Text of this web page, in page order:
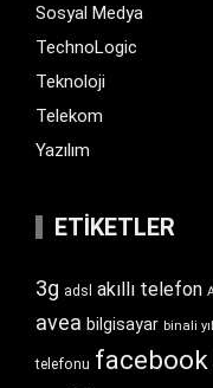
Sosyal Medya
TechnoLogic
Teknoloji
Telekom
Yazılım
ETIKETLER
3g adsl akıllı telefon
avea bilgisayar binali
telefonu facebook